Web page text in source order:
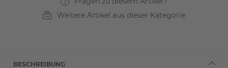
Weitere Artikel aus dieser Kategorie
BESCHREIBUNG